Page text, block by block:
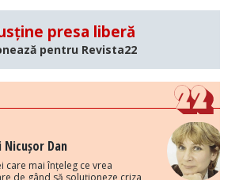
presa liberă
pentru Revista22
Dan
care mai înțeleg ce vrea